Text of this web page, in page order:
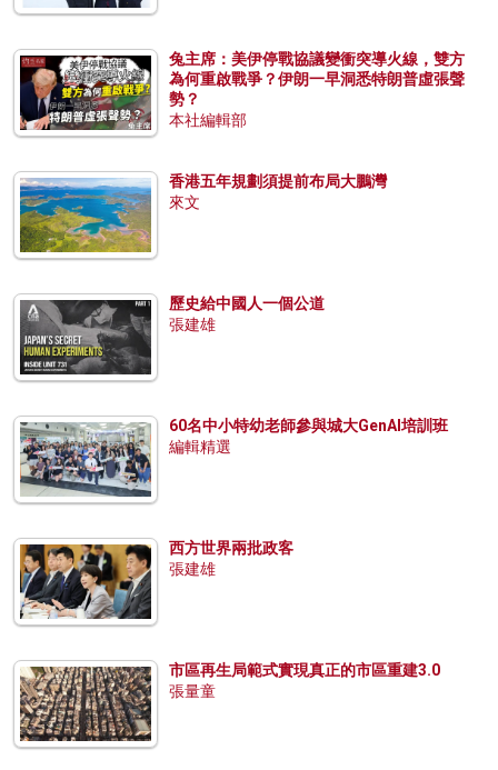
兔主席：美伊停戰協議變衝突導火線，雙方
為何重啟戰爭？伊朗一早洞悉特朗普虛張聲
勢？
本社編輯部
香港五年規劃須提前布局大鵬灣
來文
歷史給中國人一個公道
張建雄
60名中小特幼老師參與城大GenAI培訓班
編輯精選
西方世界兩批政客
張建雄
市區再生局範式實現真正的市區重建3.0
張量童